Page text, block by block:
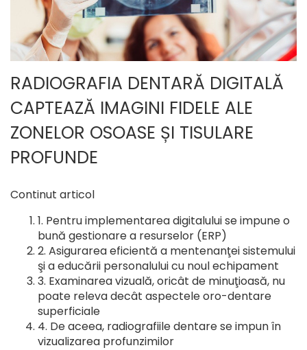
RADIOGRAFIA DENTARĂ DIGITALĂ
CAPTEAZĂ IMAGINI FIDELE ALE
ZONELOR OSOASE ȘI TISULARE
PROFUNDE
Continut articol
Pentru implementarea digitalului se impune o
bună gestionare a resurselor (ERP)
Asigurarea eficientă a mentenanţei sistemului
şi a educării personalului cu noul echipament
Examinarea vizuală, oricât de minuţioasă, nu
poate releva decât aspectele oro-dentare
superficiale
De aceea, radiografiile dentare se impun în
vizualizarea profunzimilor